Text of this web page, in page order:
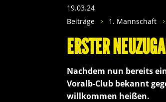
19.03.24
Beiträge
5 1. Mannschaft 5
ERSTER
Nachdem nun bereits
Voralb-Club bekannt
willkommen heißen.